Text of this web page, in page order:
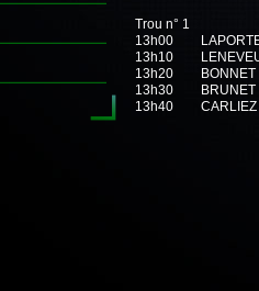
Trou n° 1
13h00
13h10
13h20
13h30
13h40